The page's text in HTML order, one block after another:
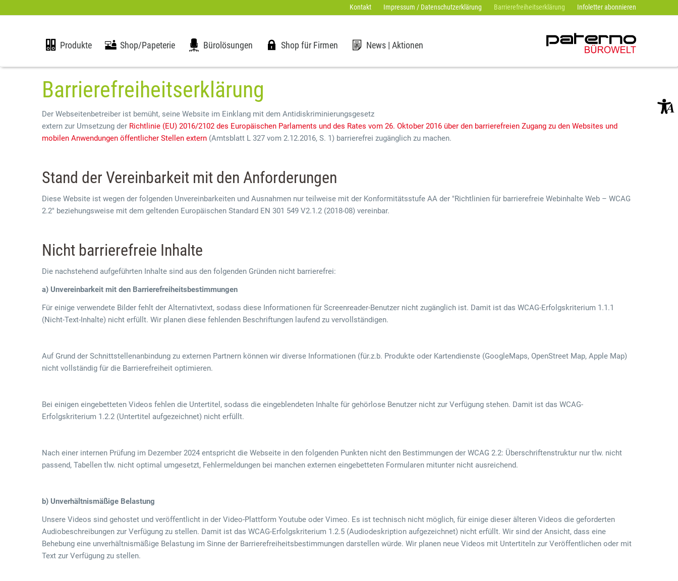
Kontakt Impressum / Datenschutzerklärung Barrierefreiheitserklärung Infoletter abonnieren
Produkte Shop/Papeterie Bürolösungen Shop für Firmen News | Aktionen
Barrierefreiheitserklärung
Der Webseitenbetreiber ist bemüht, seine Website im Einklang mit dem Antidiskriminierungsgesetz
extern zur Umsetzung der Richtlinie (EU) 2016/2102 des Europäischen Parlaments und des Rates vom 26. Oktober 2016 über den barrierefreien Zugang zu den Websites und
mobilen Anwendungen öffentlicher Stellen extern (Amtsblatt L 327 vom 2.12.2016, S. 1) barrierefrei zugänglich zu machen.
Stand der Vereinbarkeit mit den Anforderungen
Diese Website ist wegen der folgenden Unvereinbarkeiten und Ausnahmen nur teilweise mit der Konformitätsstufe AA der "Richtlinien für barrierefreie Webinhalte Web – WCAG
2.2" beziehungsweise mit dem geltenden Europäischen Standard EN 301 549 V2.1.2 (2018-08) vereinbar.
Nicht barrierefreie Inhalte
Die nachstehend aufgeführten Inhalte sind aus den folgenden Gründen nicht barrierefrei:
a) Unvereinbarkeit mit den Barrierefreiheitsbestimmungen
Für einige verwendete Bilder fehlt der Alternativtext, sodass diese Informationen für Screenreader-Benutzer nicht zugänglich ist. Damit ist das WCAG-Erfolgskriterium 1.1.1
(Nicht-Text-Inhalte) nicht erfüllt. Wir planen diese fehlenden Beschriftungen laufend zu vervollständigen.
Auf Grund der Schnittstellenanbindung zu externen Partnern können wir diverse Informationen (für.z.b. Produkte oder Kartendienste (GoogleMaps, OpenStreet Map, Apple Map)
nicht vollständig für die Barrierefreiheit optimieren.
Bei einigen eingebetteten Videos fehlen die Untertitel, sodass die eingeblendeten Inhalte für gehörlose Benutzer nicht zur Verfügung stehen. Damit ist das WCAG-
Erfolgskriterium 1.2.2 (Untertitel aufgezeichnet) nicht erfüllt.
Nach einer internen Prüfung im Dezember 2024 entspricht die Webseite in den folgenden Punkten nicht den Bestimmungen der WCAG 2.2: Überschriftenstruktur nur tlw. nicht
passend, Tabellen tlw. nicht optimal umgesetzt, Fehlermeldungen bei manchen externen eingebetteten Formularen mitunter nicht ausreichend.
b) Unverhältnismäßige Belastung
Unsere Videos sind gehostet und veröffentlicht in der Video-Plattform Youtube oder Vimeo. Es ist technisch nicht möglich, für einige dieser älteren Videos die geforderten
Audiobeschreibungen zur Verfügung zu stellen. Damit ist das WCAG-Erfolgskriterium 1.2.5 (Audiodeskription aufgezeichnet) nicht erfüllt. Wir sind der Ansicht, dass eine
Behebung eine unverhältnismäßige Belastung im Sinne der Barrierefreiheitsbestimmungen darstellen würde. Wir planen neue Videos mit Untertiteln zur Veröffentlichen oder mit
Text zur Verfügung zu stellen.